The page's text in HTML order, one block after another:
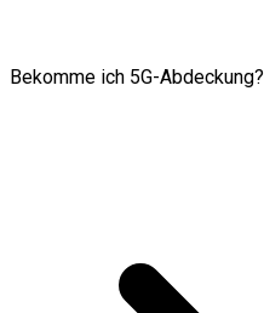
Bekomme ich 5G-Abdeckung?